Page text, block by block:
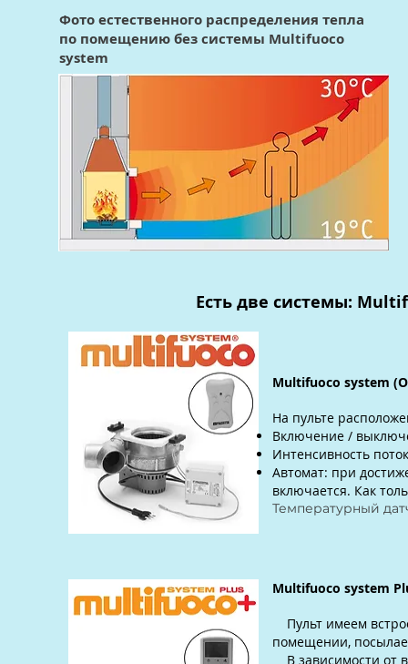
Фото естественного распределения тепла
по помещению без системы Multifuoco
system
Есть две системы:
Multifuoco system
На пульте
Включение /
Интенсивность
Автомат: при
включается. Как
Температурный
Multifuoco system
Пульт имеем
помещении,
В зависимости от